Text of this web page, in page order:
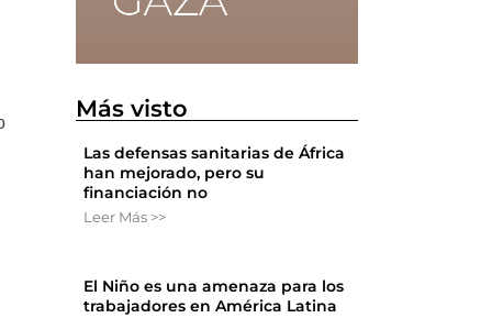
Más visto
Las defensas sanitarias de África
han mejorado, pero su
financiación no
Leer Más >>
El Niño es una amenaza para los
trabajadores en América Latina